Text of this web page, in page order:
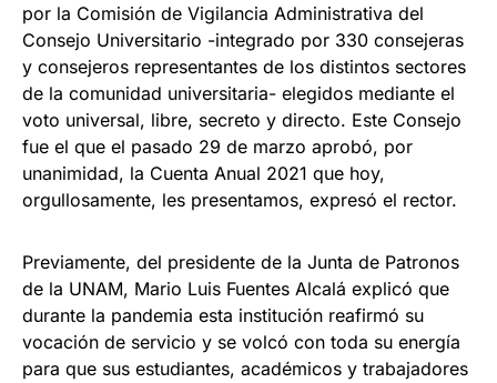
por la Comisión de Vigilancia Administrativa del
Consejo Universitario -integrado por 330 consejeras
y consejeros representantes de los distintos sectores
de la comunidad universitaria- elegidos mediante el
voto universal, libre, secreto y directo. Este Consejo
fue el que el pasado 29 de marzo aprobó, por
unanimidad, la Cuenta Anual 2021 que hoy,
orgullosamente, les presentamos, expresó el rector.
Previamente, del presidente de la Junta de Patronos
de la UNAM, Mario Luis Fuentes Alcalá explicó que
durante la pandemia esta institución reafirmó su
vocación de servicio y se volcó con toda su energía
para que sus estudiantes, académicos y trabajadores